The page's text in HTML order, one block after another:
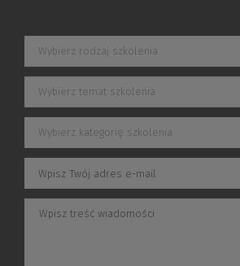
Wybierz rodzaj szkolenia
Wybierz temat szkolenia
Wybierz kategorię szkolenia